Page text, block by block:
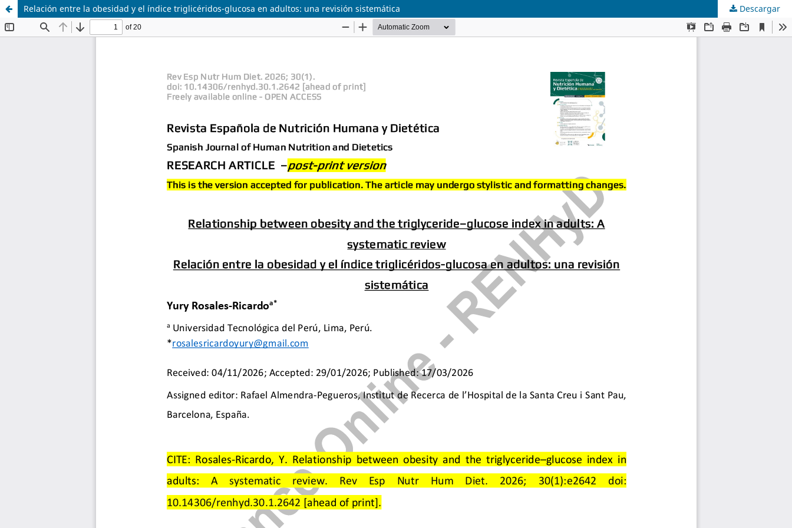
Relación entre la obesidad y el índice triglicéridos-glucosa en adultos: una revisión sistemática Descargar